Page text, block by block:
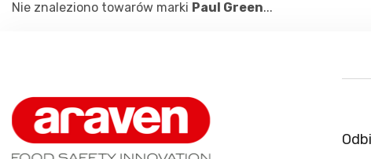
Nie znaleziono towarów marki Paul Green...